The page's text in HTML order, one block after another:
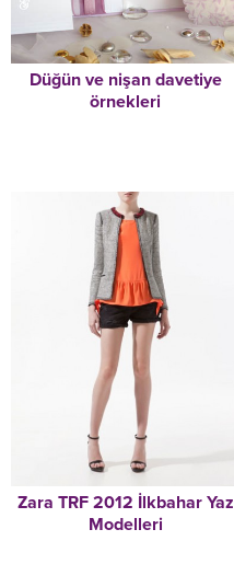
Düğün ve nişan davetiye
örnekleri
Zara TRF 2012 İlkbahar Yaz
Modelleri